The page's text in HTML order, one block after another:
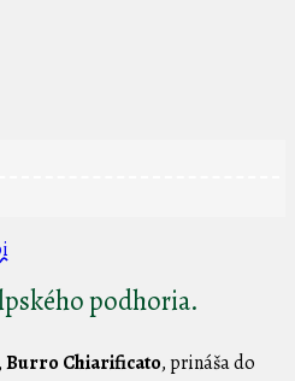
podhoria.
Burro Chiarificato, prináša do